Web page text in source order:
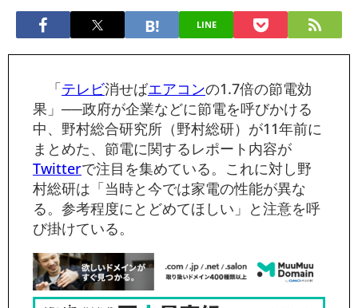
LINE
「テレビ消せばエアコンの1.7倍の節電効
果」──政府が企業などに節電を呼びかける
中、野村総合研究所（野村総研）が11年前に
まとめた、節電に関するレポート内容が
Twitterで注目を集めている。これに対し野
村総研は「当時と今では家電の性能が異な
る。参考程度にとどめてほしい」と注意を呼
び掛けている。